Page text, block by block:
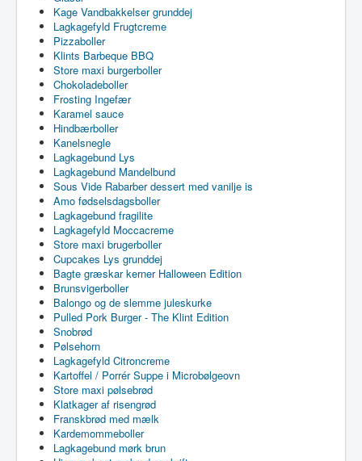
Kage Vandbakkelser grunddej
Lagkagefyld Frugtcreme
Pizzaboller
Klints Barbeque BBQ
Store maxi burgerboller
Chokoladeboller
Frosting Ingefær
Karamel sauce
Hindbærboller
Kanelsnegle
Lagkagebund Lys
Lagkagebund Mandelbund
Sous Vide Rabarber dessert med vanilje is
Amo fødselsdagsboller
Lagkagebund fragilite
Lagkagefyld Moccacreme
Store maxi brugerboller
Cupcakes Lys grunddej
Bagte græskar kerner Halloween Edition
Brunsvigerboller
Balongo og de slemme juleskurke
Pulled Pork Burger - The Klint Edition
Snobrød
Pølsehorn
Lagkagefyld Citroncreme
Kartoffel / Porrér Suppe i Microbølgeovn
Store maxi pølsebrød
Klatkager af risengrød
Franskbrød med mælk
Kardemommeboller
Lagkagebund mørk brun